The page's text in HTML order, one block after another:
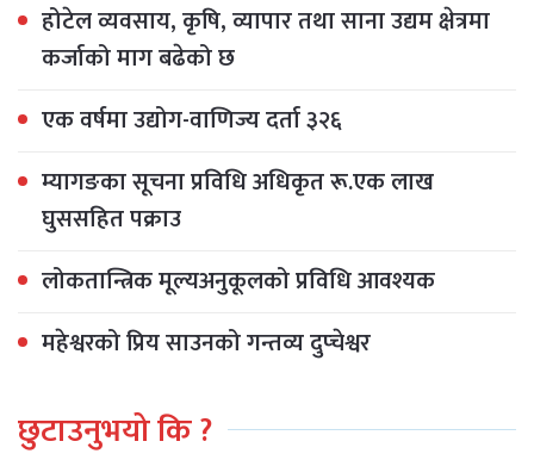
होटेल व्यवसाय, कृषि, व्यापार तथा साना उद्यम क्षेत्रमा
कर्जाको माग बढेको छ
एक वर्षमा उद्योग-वाणिज्य दर्ता ३२६
म्यागङका सूचना प्रविधि अधिकृत रू.एक लाख
घुससहित पक्राउ
लोकतान्त्रिक मूल्यअनुकूलको प्रविधि आवश्यक
महेश्वरको प्रिय साउनको गन्तव्य दुप्चेश्वर
छुटाउनुभयो कि ?